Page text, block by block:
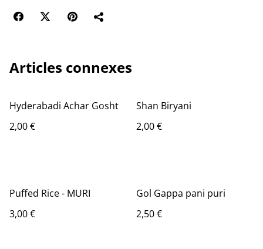
Articles connexes
Hyderabadi Achar Gosht
2,00 €
Shan Biryani
2,00 €
Puffed Rice - MURI
3,00 €
Gol Gappa pani puri
2,50 €